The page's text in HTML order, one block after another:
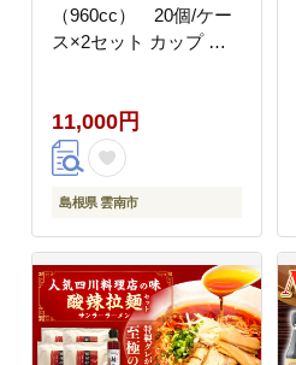
（960cc） 20個/ケー
ス×2セット カップ コ
BBQ エコ サステナブ
ル SDGs 島根県雲南市/
株式会社 シンメイ
[AIAU001]
11,000円
島根県 雲南市